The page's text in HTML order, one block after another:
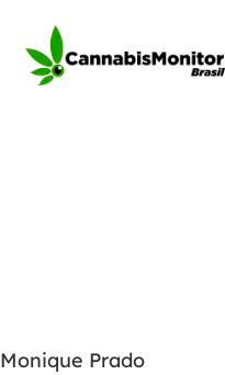
Monique Prado